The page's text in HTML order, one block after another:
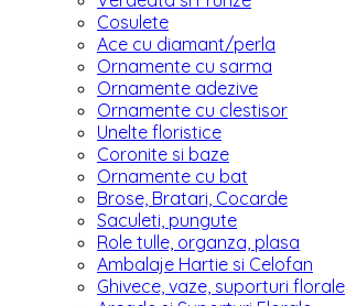
Cosulete
Ace cu diamant/perla
Ornamente cu sarma
Ornamente adezive
Ornamente cu clestisor
Unelte floristice
Coronite si baze
Ornamente cu bat
Brose, Bratari, Cocarde
Saculeti, pungute
Role tulle, organza, plasa
Ambalaje Hartie si Celofan
Ghivece, vaze, suporturi florale